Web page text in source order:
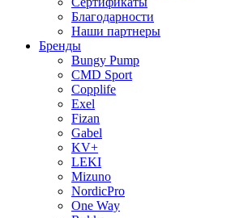
Благодарности
Наши партнеры
Бренды
Bungy Pump
CMD Sport
Copplife
Exel
Fizan
Gabel
KV+
LEKI
Mizuno
NordicPro
One Way